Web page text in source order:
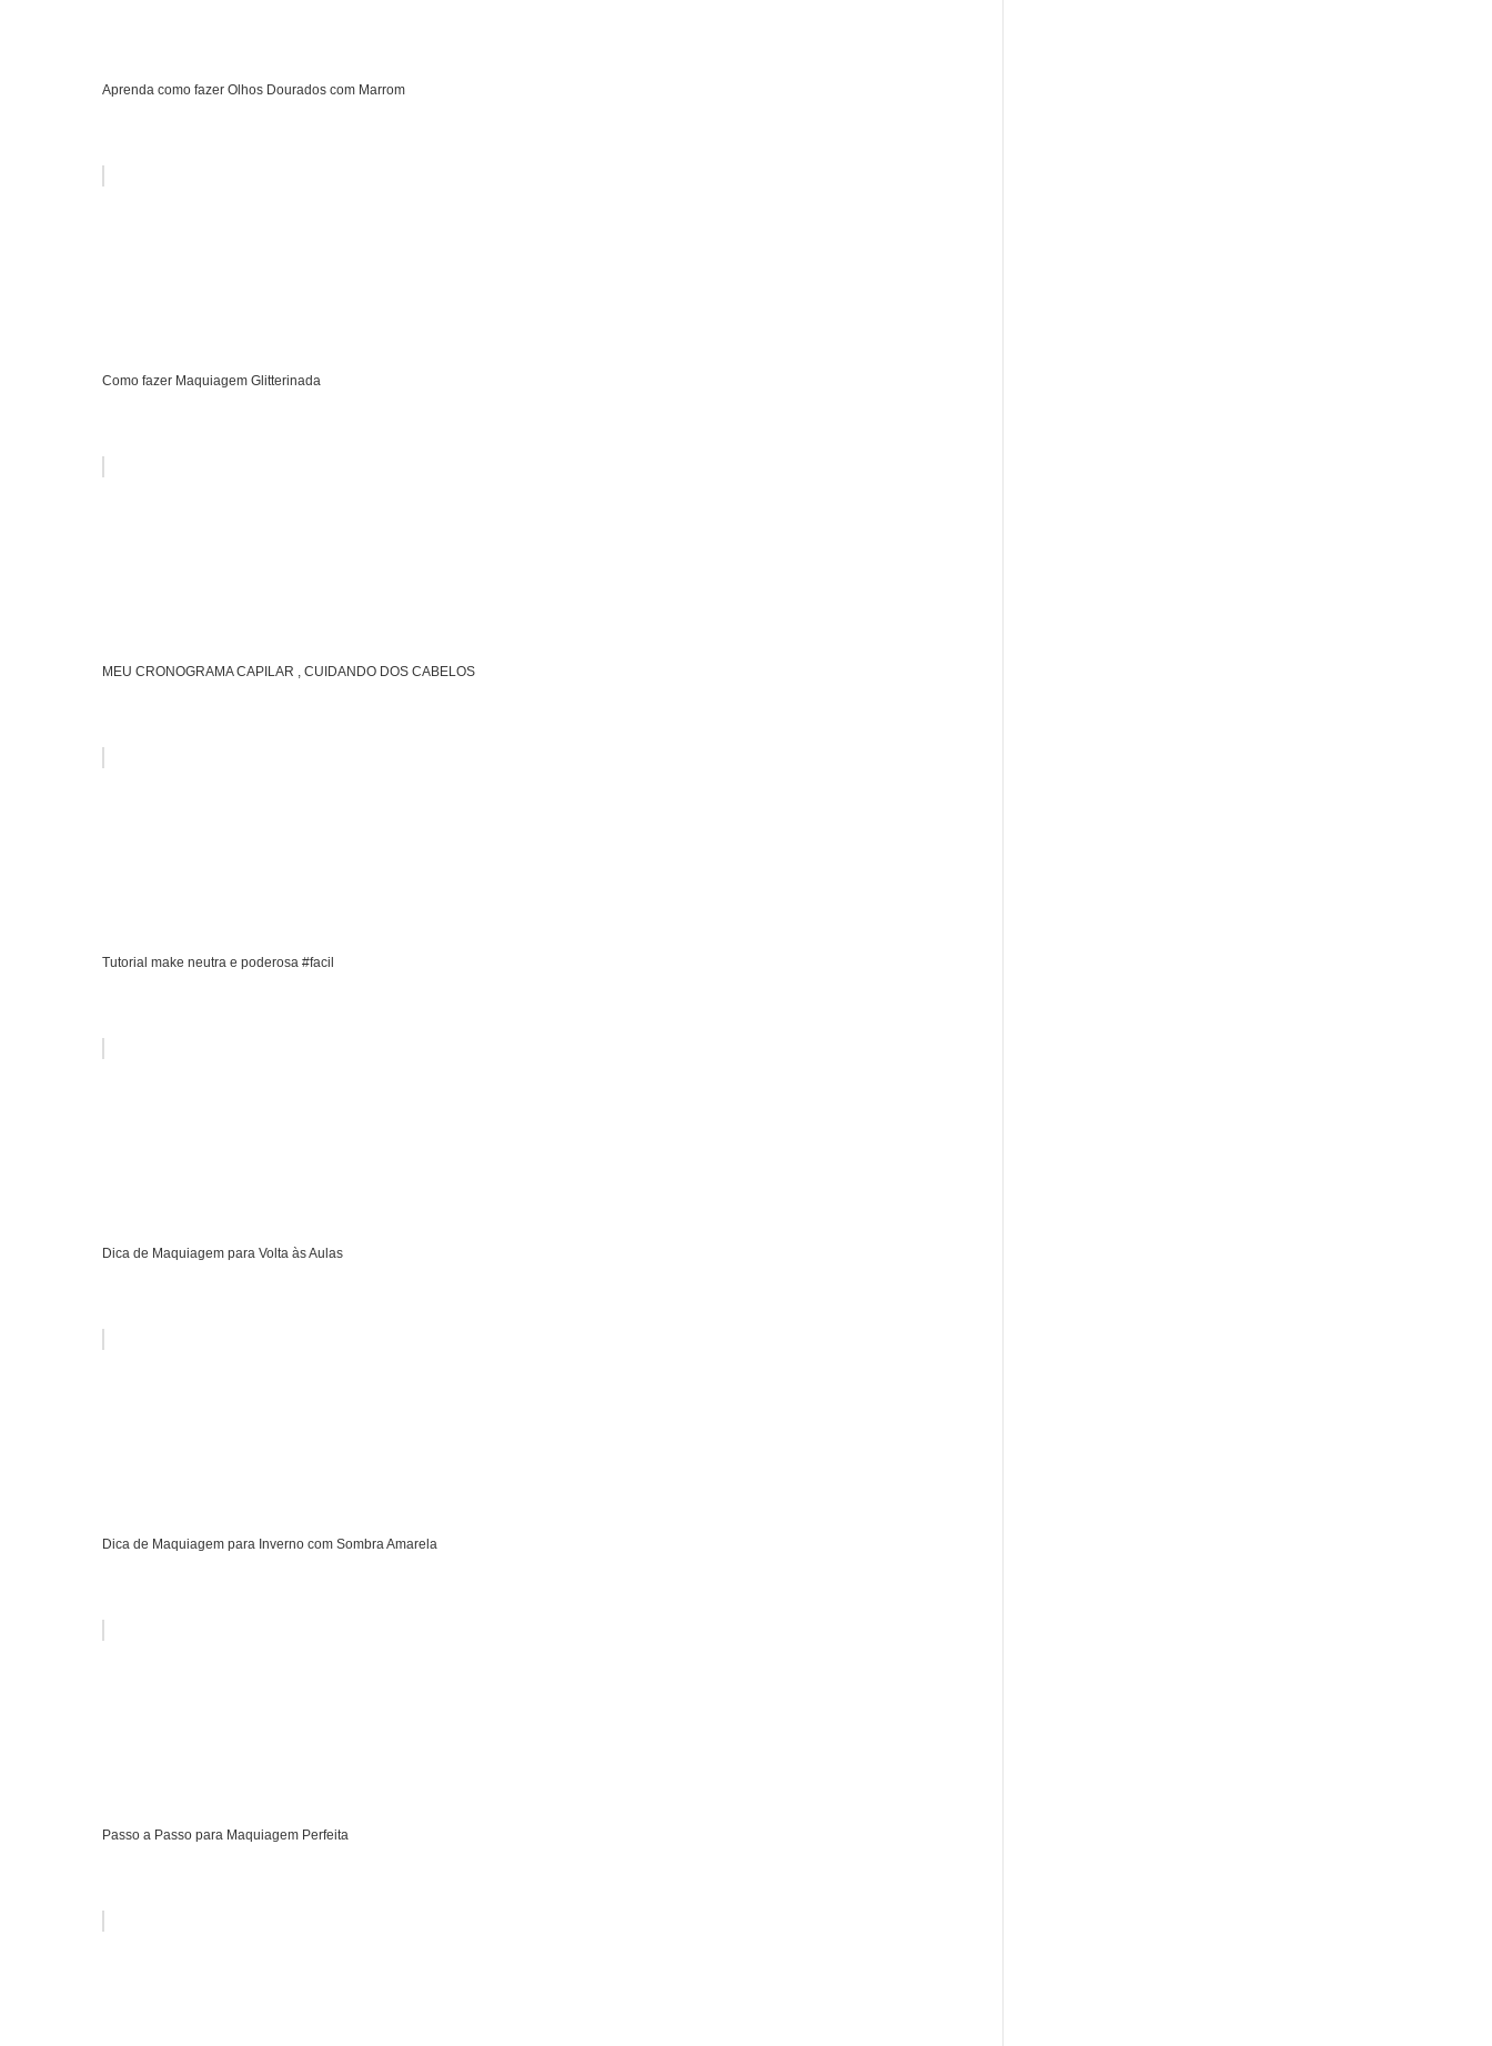
Aprenda como fazer Olhos Dourados com Marrom
Como fazer Maquiagem Glitterinada
MEU CRONOGRAMA CAPILAR , CUIDANDO DOS CABELOS
Tutorial make neutra e poderosa #facil
Dica de Maquiagem para Volta às Aulas
Dica de Maquiagem para Inverno com Sombra Amarela
Passo a Passo para Maquiagem Perfeita